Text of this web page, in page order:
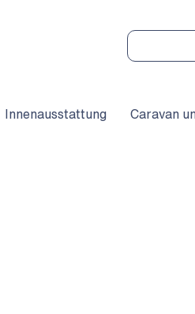
Innenausstattung Caravan